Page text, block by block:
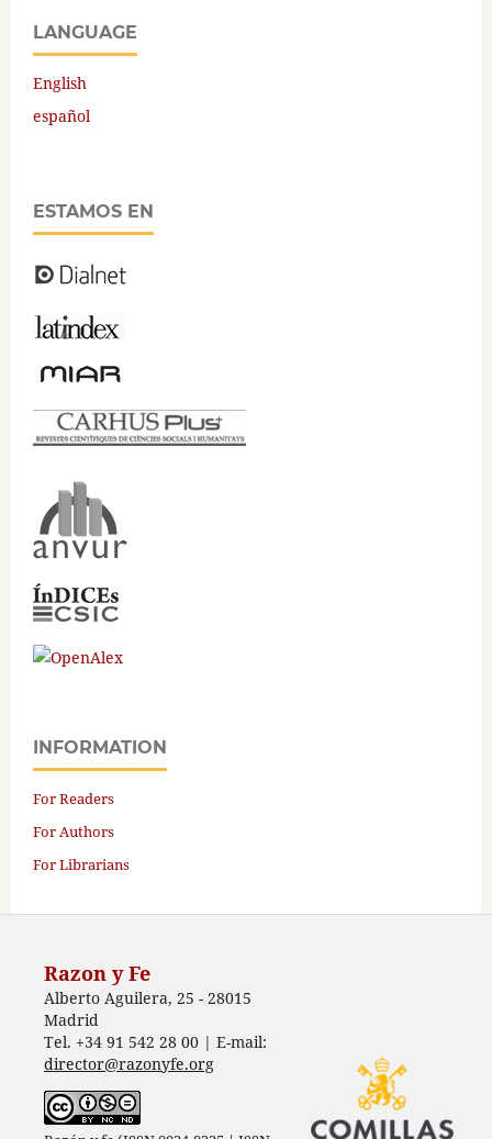
LANGUAGE
English
español
ESTAMOS EN
INFORMATION
For Readers
For Authors
For Librarians
Razon y Fe
Alberto Aguilera, 25 - 28015
Madrid
Tel. +34 91 542 28 00 | E-mail:
director@razonyfe.org